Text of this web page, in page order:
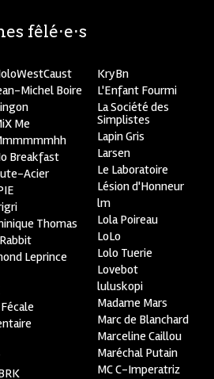
fêlé⋅e⋅s
Michel Boire
Me
Breakfast
Acier
Thomas
Leprince
KryBn
L'Enfant Fourmi
La Société des
Simplistes
Lapin Gris
Larsen
Le Laboratoire
Lésion d'Honneur
lm
Lola Poireau
LoLo
Lolo Tuerie
Lovebot
luluskopi
Madame Mars
Marc de Blanchard
Marceline Caillou
Maréchal Putain
MC C-Imperatriz